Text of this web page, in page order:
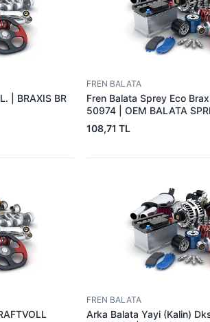
| BRAXIS BR
FREN BALATA
Fren Balata Sprey Eco
50974 | OEM BALATA
108,71 TL
FREN BALATA
Arka Balata Yayi (Kalin)